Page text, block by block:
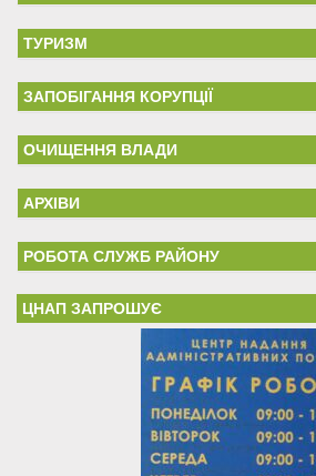
ТУРИЗМ
ЗАПОБІГАННЯ КОРУПЦІЇ
ОЧИЩЕННЯ ВЛАДИ
АРХІВИ
РОБОТА СЛУЖБ РАЙОНУ
ЦНАП ЗАПРОШУЄ